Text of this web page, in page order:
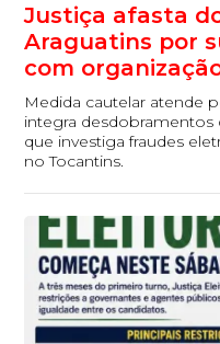
Justiça afasta
Araguatins por
com
Medida cautelar atende
integra desdobramentos
que investiga fraudes
no Tocantins.